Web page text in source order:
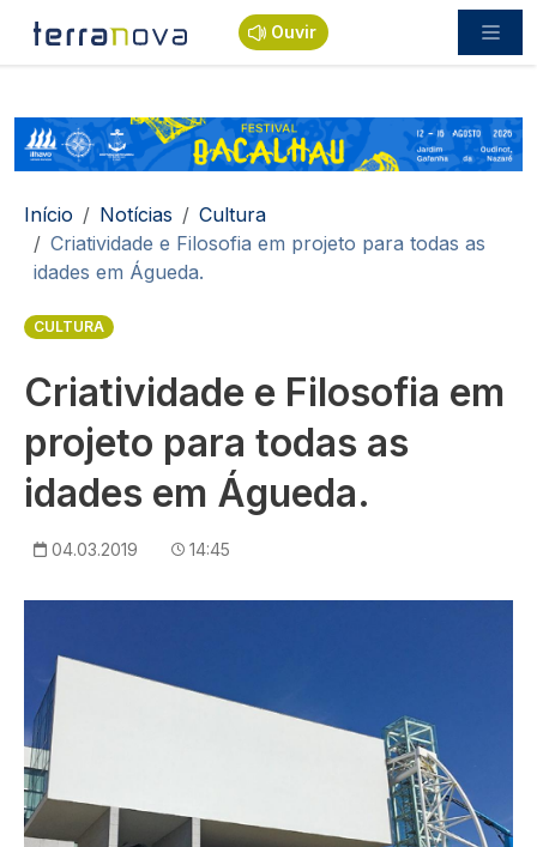
Passar para o conteúdo principal
Ouvir
Navegação estrutural
Início Notícias
Cultura
Criatividade e Filosofia em projeto para todas as
idades em Águeda.
CULTURA
Criatividade e Filosofia em
projeto para todas as
idades em Águeda.
04.03.2019 14:45